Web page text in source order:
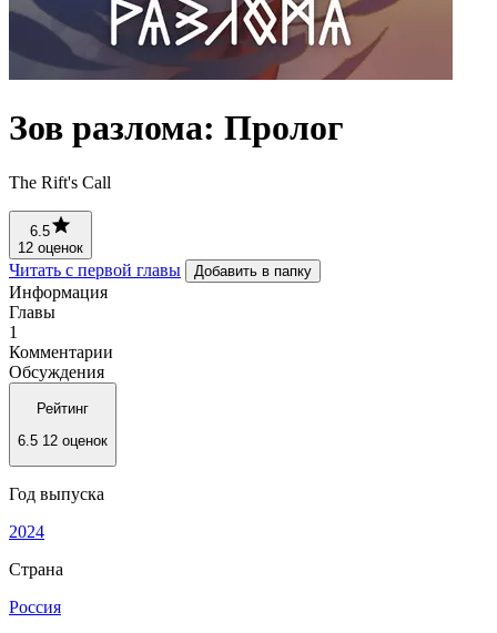
Зов разлома: Пролог
The Rift's Call
6.5
12 оценок
Читать с первой главы Добавить в папку
Информация
Главы
1
Комментарии
Обсуждения
Рейтинг
6.5 12 оценок
Год выпуска
2024
Страна
Россия